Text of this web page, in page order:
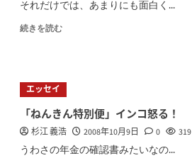
それだけでは、あまりにも面白く...
続きを読む
エッセイ
「ねんきん特別便」インコ怒る！
杉江 義浩 2008年10月9日 0 319
うわさの年金の確認書みたいなの...